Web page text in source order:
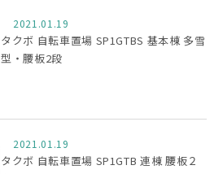
2021.01.19
タクボ 自転車置場 SP1GTBS 基本棟 多雪
型・腰板2段
2021.01.19
タクボ 自転車置場 SP1GTB 連棟 腰板２